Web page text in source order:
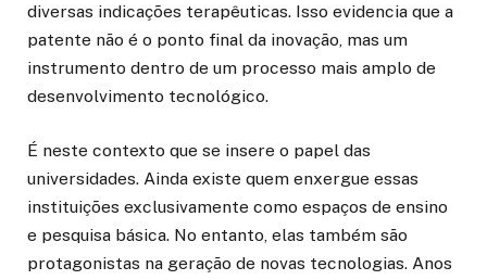
diversas indicações terapêuticas. Isso evidencia que a
patente não é o ponto final da inovação, mas um
instrumento dentro de um processo mais amplo de
desenvolvimento tecnológico.
É neste contexto que se insere o papel das
universidades. Ainda existe quem enxergue essas
instituições exclusivamente como espaços de ensino
e pesquisa básica. No entanto, elas também são
protagonistas na geração de novas tecnologias. Anos